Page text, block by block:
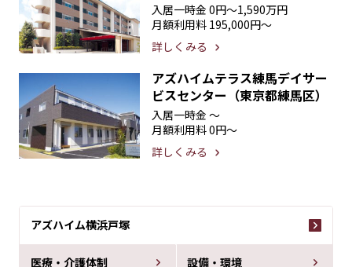
アズハイム横浜戸塚
医療・介護体制 設備・環境
入居一時金 0円〜1,590万円
月額利用料 195,000円〜
詳しくみる
アズハイムテラス練馬デイサー
ビスセンター（東京都練馬区）
入居一時金 〜
月額利用料0円〜
詳しくみる